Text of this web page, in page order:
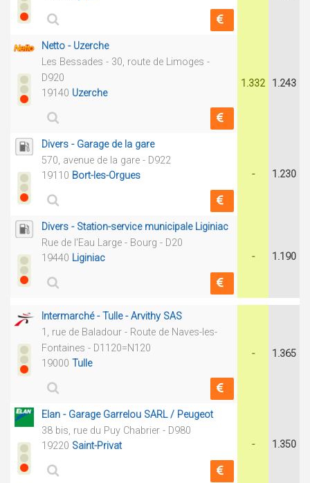
Netto - Uzerche
Les Bessades - 30, route de Limoges -
D920
19140 Uzerche
1.332 1.243
Divers - Garage de la gare
570, avenue de la gare - D922
19110 Bort-les-Orgues - 1.230
Divers - Station-service municipale Liginiac
Rue de l'Eau Large - Bourg - D20
19440 Liginiac - 1.190
Intermarché - Tulle - Arvithy SAS
1, rue de Baladour - Route de Naves-les-
Fontaines - D1120=N120
19000 Tulle
- 1.365
Elan - Garage Garrelou SARL / Peugeot
38 bis, rue du Puy Chabrier - D980
19220 Saint-Privat - 1.350